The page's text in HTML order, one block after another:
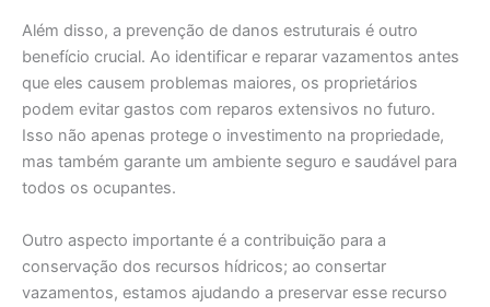
Além disso, a prevenção de danos estruturais é outro
benefício crucial. Ao identificar e reparar vazamentos antes
que eles causem problemas maiores, os proprietários
podem evitar gastos com reparos extensivos no futuro.
Isso não apenas protege o investimento na propriedade,
mas também garante um ambiente seguro e saudável para
todos os ocupantes.
Outro aspecto importante é a contribuição para a
conservação dos recursos hídricos; ao consertar
vazamentos, estamos ajudando a preservar esse recurso